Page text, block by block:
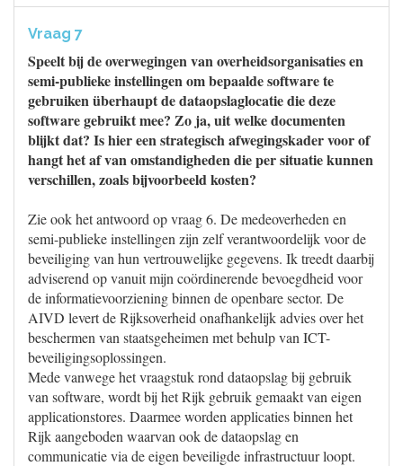
Vraag 7
Speelt bij de overwegingen van overheidsorganisaties en
semi-publieke instellingen om bepaalde software te
gebruiken überhaupt de dataopslaglocatie die deze
software gebruikt mee? Zo ja, uit welke documenten
blijkt dat? Is hier een strategisch afwegingskader voor of
hangt het af van omstandigheden die per situatie kunnen
verschillen, zoals bijvoorbeeld kosten?
Zie ook het antwoord op vraag 6. De medeoverheden en
semi-publieke instellingen zijn zelf verantwoordelijk voor de
beveiliging van hun vertrouwelijke gegevens. Ik treedt daarbij
adviserend op vanuit mijn coördinerende bevoegdheid voor
de informatievoorziening binnen de openbare sector. De
AIVD levert de Rijksoverheid onafhankelijk advies over het
beschermen van staatsgeheimen met behulp van ICT-
beveiligingsoplossingen.
Mede vanwege het vraagstuk rond dataopslag bij gebruik
van software, wordt bij het Rijk gebruik gemaakt van eigen
applicationstores. Daarmee worden applicaties binnen het
Rijk aangeboden waarvan ook de dataopslag en
communicatie via de eigen beveiligde infrastructuur loopt.